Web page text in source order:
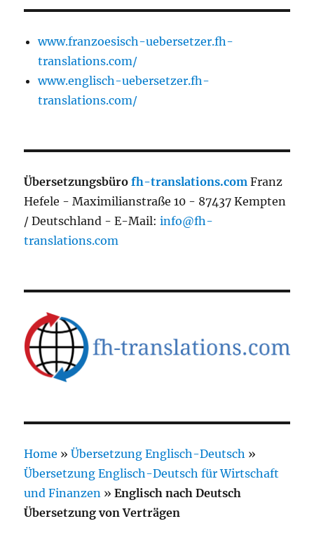
www.franzoesisch-uebersetzer.fh-
translations.com/
www.englisch-uebersetzer.fh-
translations.com/
Übersetzungsbürofh-translations.com Franz
Hefele - Maximilianstraße 10 - 87437 Kempten
/ Deutschland - E-Mail:info@fh-
translations.com
Home »Übersetzung Englisch-Deutsch »
Übersetzung Englisch-Deutsch für Wirtschaft
und Finanzen »Englisch nach Deutsch
Übersetzung von Verträgen